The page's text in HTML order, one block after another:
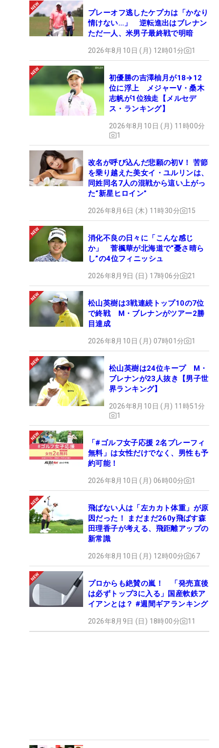
プレーオフ逃したケプカは「かなり
情けない…」 逆転進出はブレナン
ただ一人、米男子最終戦で明暗
2026年8月10日 (月) 12時01分 1
初優勝の吉澤柚月が18→12
位に浮上 メジャーV・桑木
志帆が1位独走【メルセデ
ス・ランキング】
2026年8月10日 (月) 11時00分
1
改名が呼び込んだ悲願の初V！ 苦節
を乗り越えた美女イ・ユルリンは、
同姓同名7人の混戦から這い上がっ
た“新星ヒロイン”
2026年8月6日 (木) 11時30分 15
消化不良の日々に「こんな感じ
か」 菅楓華が北海道で“憂さ晴ら
し”の4位フィニッシュ
2026年8月9日 (日) 17時06分 21
松山英樹は3戦連続トップ10の7位
で終戦 M・ブレナンがツアー2勝
目達成
2026年8月10日 (月) 07時01分 1
松山英樹は24位キープ M・
ブレナンが23人抜き【男子世
界ランキング】
2026年8月10日 (月) 11時51分
1
「#ゴルフ女子応援 2名プレーフィ
無料」は女性だけでなく、男性も予
約可能！
2026年8月10日 (月) 06時00分 1
飛ばない人は「左カカト体重」が原
因だった！ まだまだ260y飛ばす森
田理香子が考える、飛距離アップの
新常識
2026年8月10日 (月) 12時00分 67
プロからも絶賛の嵐！ 「発売直後
は必ずトップ3に入る」国産軟鉄ア
イアンとは？ #週間ギアランキング
2026年8月9日 (日) 18時00分 11